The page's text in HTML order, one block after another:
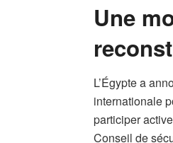
Une
L’Égypte a
internationale
participer
Conseil de